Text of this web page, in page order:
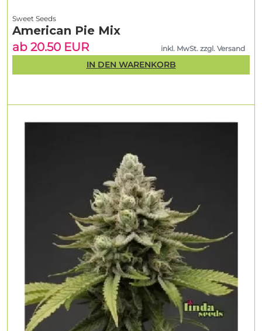
Sweet Seeds
American Pie Mix
ab 20.50 EUR
inkl. MwSt. zzgl. Versand
IN DEN WARENKORB